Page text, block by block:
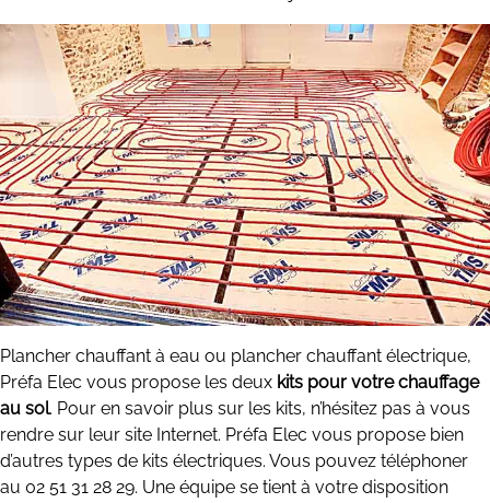
Plancher chauffant à eau ou plancher chauffant électrique,
Préfa Elec vous propose les deux kits pour votre chauffage
au sol. Pour en savoir plus sur les kits, n’hésitez pas à vous
rendre sur leur site Internet. Préfa Elec vous propose bien
d’autres types de kits électriques. Vous pouvez téléphoner
au 02 51 31 28 29. Une équipe se tient à votre disposition